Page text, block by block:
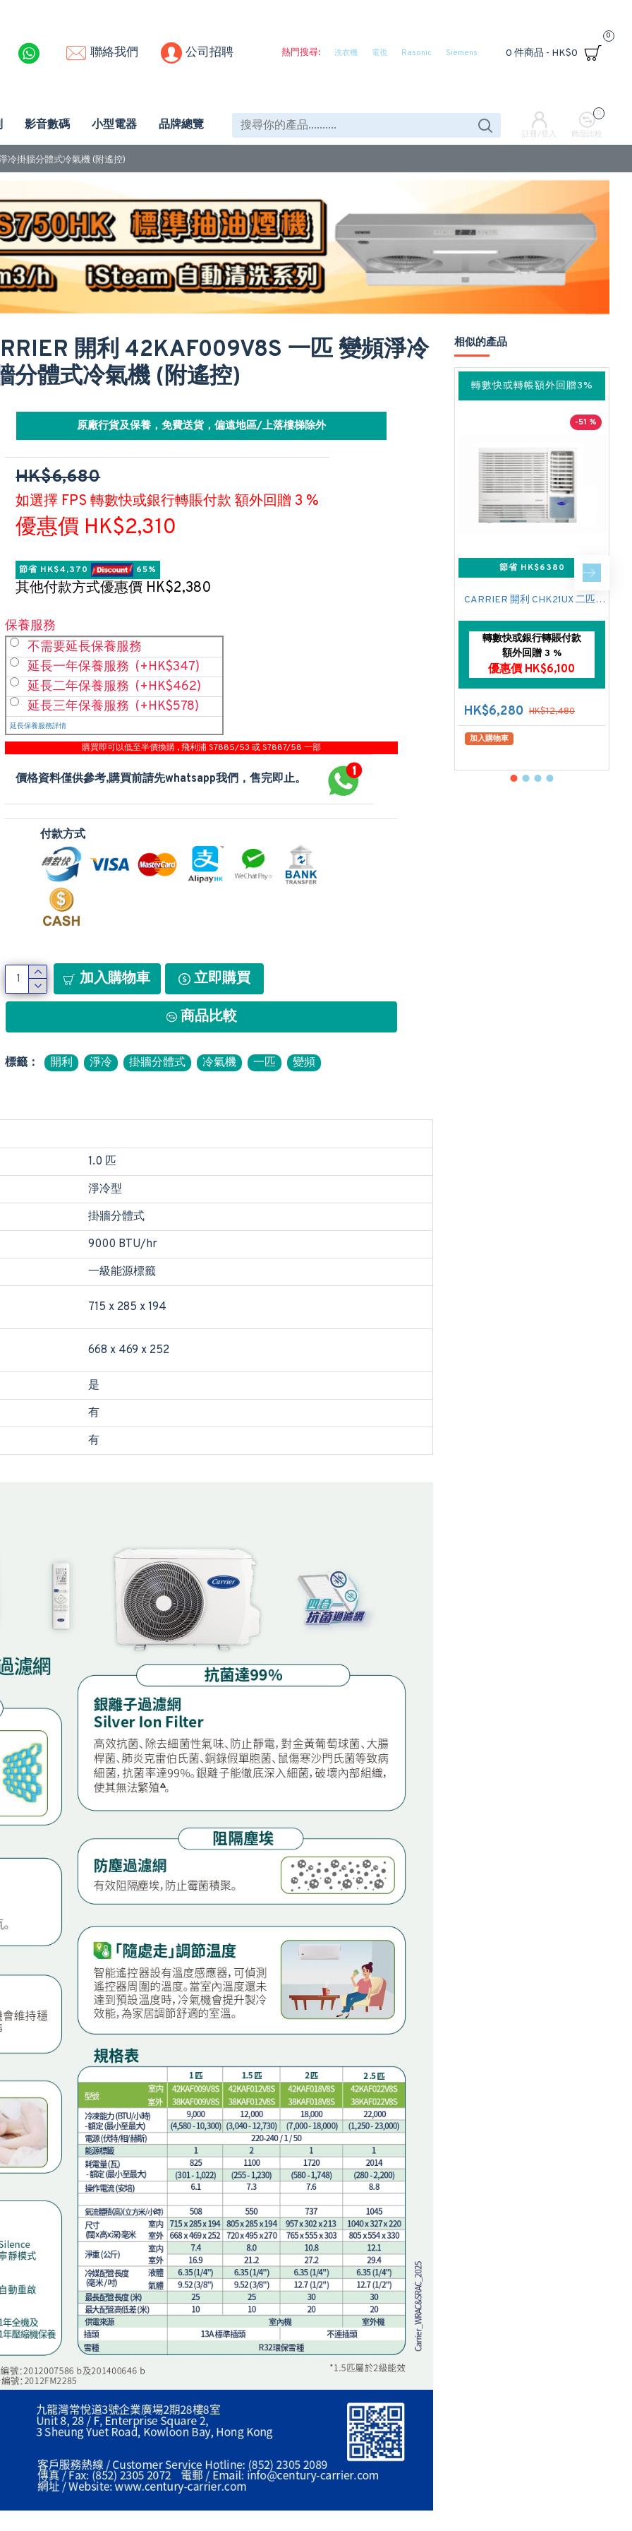
聯絡我們 公司招聘 熱門搜尋: 洗衣機 電視 Rasonic Siemens 0 件商品 - HK$0
0
影音數碼 小型電器 品牌總覽
註冊/登入 商品比較
0
冷掛牆分體式冷氣機 (附遙控)
開利 42KAF009V8S 一匹 變頻淨冷
分體式冷氣機 (附遙控)
原廠行貨及保養，免費送貨，偏遠地區/上落樓梯除外
HK$6,680
如選擇 FPS 轉數快或銀行轉賬付款 額外回贈 3 %
優惠價 HK$2,310
節省 HK$4,370 65%
其他付款方式優惠價 HK$2,380
保養服務
不需要延長保養服務
延長一年保養服務 (+HK$347)
延長二年保養服務 (+HK$462)
延長三年保養服務 (+HK$578)
延長保養服務詳情
購買即可以低至半價換購 , 飛利浦 S7885/53 或 S7887/58 一部
價格資料僅供參考,購買前請先whatsapp我們，售完即止。
付款方式
加入購物車 立即購買
商品比較
標籤： 開利 淨冷 掛牆分體式 冷氣機 一匹 變頻
1.0 匹
淨冷型
掛牆分體式
9000 BTU/hr
一級能源標籤
715 x 285 x 194
668 x 469 x 252
是
有
有
相似的產品
轉數快或轉帳額外回贈3%
-51 %
節省 HK$6380
CARRIER 開利 CHK21UX 二匹半 變頻淨冷窗口式冷氣機 (附遙控)
轉數快或銀行轉賬付款
額外回贈 3 %
優惠價 HK$6,100
HK$6,280 HK$12,480
加入購物車